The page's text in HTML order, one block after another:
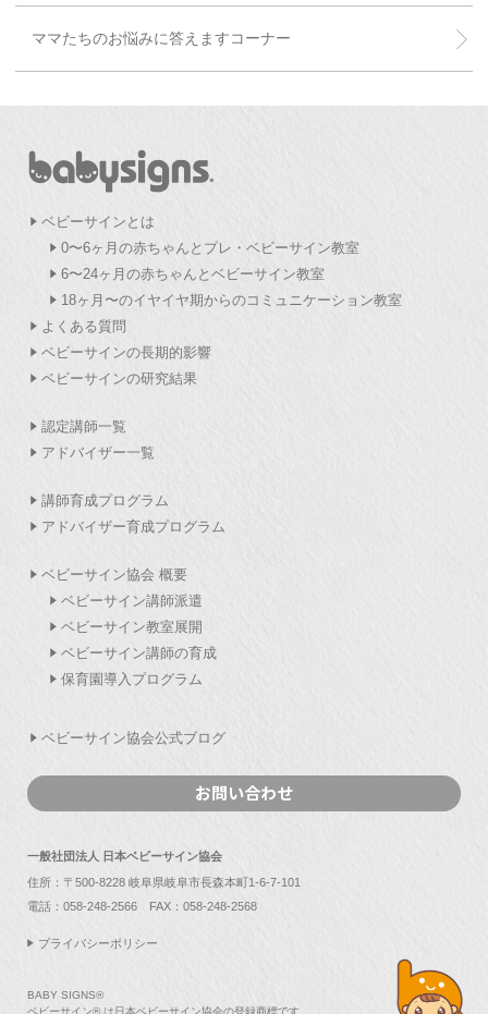
ママたちのお悩みに答えますコーナー
ベビーサインとは
0〜6ヶ月の赤ちゃんとプレ・ベビーサイン教室
6〜24ヶ月の赤ちゃんとベビーサイン教室
18ヶ月〜のイヤイヤ期からのコミュニケーション教室
よくある質問
ベビーサインの長期的影響
ベビーサインの研究結果
認定講師一覧
アドバイザー一覧
講師育成プログラム
アドバイザー育成プログラム
ベビーサイン協会 概要
ベビーサイン講師派遣
ベビーサイン教室展開
ベビーサイン講師の育成
保育園導入プログラム
ベビーサイン協会公式ブログ
お問い合わせ
一般社団法人 日本ベビーサイン協会
住所：〒500-8228 岐阜県岐阜市長森本町1-6-7-101
電話： 058-248-2566 FAX：058-248-2568
プライバシーポリシー
BABY SIGNS®
ベビーサイン® は日本ベビーサイン協会の登録商標です。